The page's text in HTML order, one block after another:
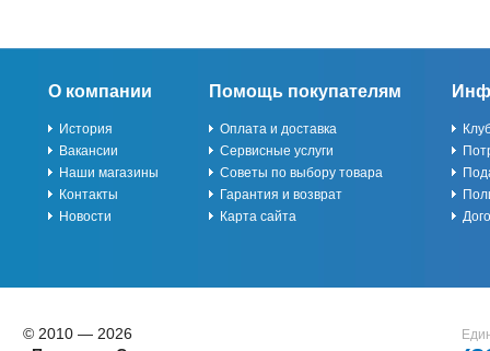
О компании
История
Вакансии
Наши магазины
Контакты
Новости
Помощь покупателям
Оплата и доставка
Сервисные услуги
Советы по выбору товара
Гарантия и возврат
Карта сайта
© 2010 — 2026